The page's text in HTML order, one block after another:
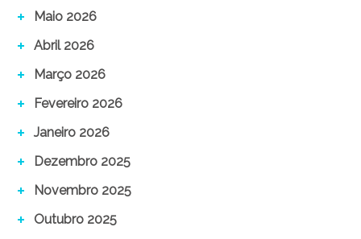
Maio 2026
Abril 2026
Março 2026
Fevereiro 2026
Janeiro 2026
Dezembro 2025
Novembro 2025
Outubro 2025